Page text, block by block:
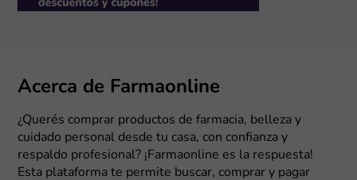
Acerca de Farmaonline
¿Querés comprar productos de farmacia, belleza y
cuidado personal desde tu casa, con confianza y
respaldo profesional? ¡Farmaonline es la respuesta!
Esta plataforma te permite buscar, comprar y pagar